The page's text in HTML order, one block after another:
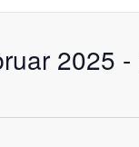
2025 -